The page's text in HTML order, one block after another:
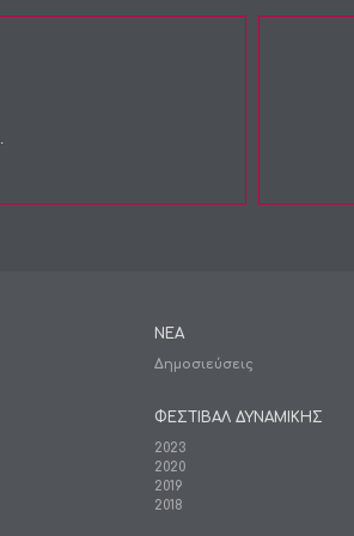
ΝΕΑ
Δημοσιεύσεις
ΦΕΣΤΙΒΑΛ ΔΥΝΑΜΙΚΗΣ
2023
2020
2019
2018